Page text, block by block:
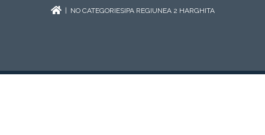
| NO CATEGORIESIPA REGIUNEA 2 HARGHITA